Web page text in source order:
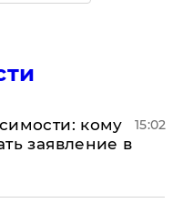
кому
заявление в
15:02